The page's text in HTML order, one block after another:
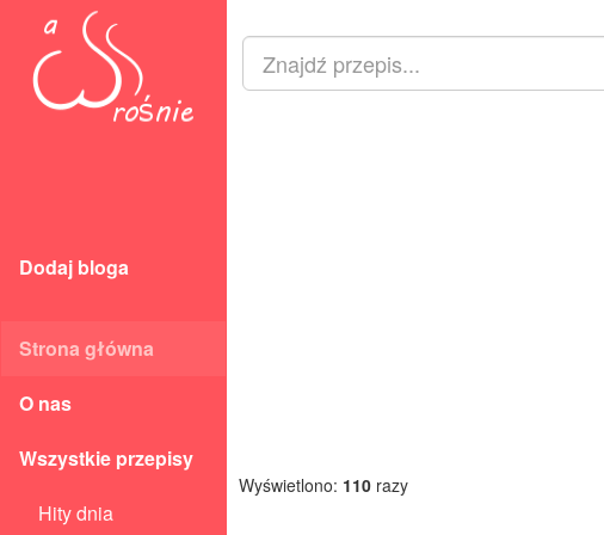
Dodaj bloga
Strona główna
O nas
Wszystkie przepisy
Hity dnia
Wyświetlono: 110 razy